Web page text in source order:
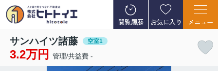
閲覧履歴 お気に入り メニュー
サンハイツ諸藤 空室1
3.2万円 管理/共益費 -